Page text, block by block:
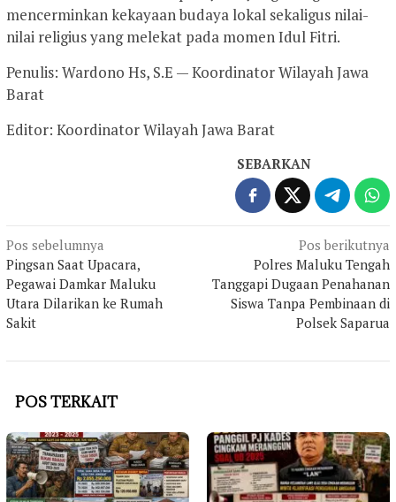
mencerminkan kekayaan budaya lokal sekaligus nilai-
nilai religius yang melekat pada momen Idul Fitri.
Penulis: Wardono Hs, S.E — Koordinator Wilayah Jawa
Barat
Editor: Koordinator Wilayah Jawa Barat
SEBARKAN
Navigasi
pos
Pos sebelumnya
Pingsan Saat Upacara,
Pegawai Damkar Maluku
Utara Dilarikan ke Rumah
Sakit
Pos berikutnya
Polres Maluku Tengah
Tanggapi Dugaan Penahanan
Siswa Tanpa Pembinaan di
Polsek Saparua
POS TERKAIT